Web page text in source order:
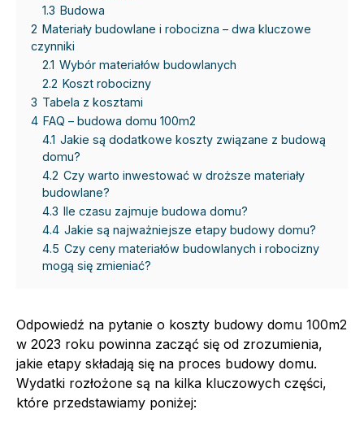
1.3 Budowa
2 Materiały budowlane i robocizna – dwa kluczowe
czynniki
2.1 Wybór materiałów budowlanych
2.2 Koszt robocizny
3 Tabela z kosztami
4 FAQ – budowa domu 100m2
4.1 Jakie są dodatkowe koszty związane z budową
domu?
4.2 Czy warto inwestować w droższe materiały
budowlane?
4.3 Ile czasu zajmuje budowa domu?
4.4 Jakie są najważniejsze etapy budowy domu?
4.5 Czy ceny materiałów budowlanych i robocizny
mogą się zmieniać?
Odpowiedź na pytanie o koszty budowy domu 100m2
w 2023 roku powinna zacząć się od zrozumienia,
jakie etapy składają się na proces budowy domu.
Wydatki rozłożone są na kilka kluczowych części,
które przedstawiamy poniżej: